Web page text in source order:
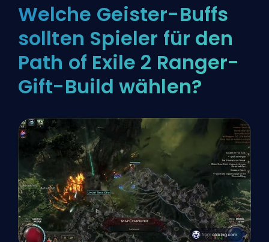
Welche Geister-Buffs
sollten Spieler für den
Path of Exile 2 Ranger-
Gift-Build wählen?